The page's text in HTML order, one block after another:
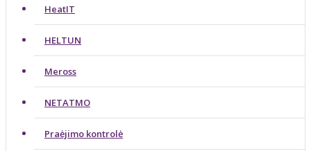
HeatIT
HELTUN
Meross
NETATMO
Praėjimo kontrolė